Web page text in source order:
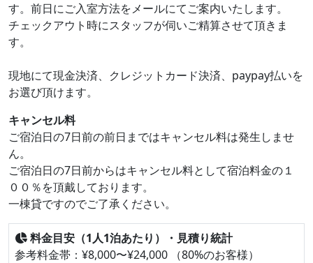
す。前日にご入室方法をメールにてご案内いたします。
チェックアウト時にスタッフが伺いご精算させて頂きま
す。
現地にて現金決済、クレジットカード決済、paypay払いを
お選び頂けます。
キャンセル料
ご宿泊日の7日前の前日まではキャンセル料は発生しませ
ん。
ご宿泊日の7日前からはキャンセル料として宿泊料金の１
００％を頂戴しております。
一棟貸ですのでご了承ください。
料金目安（1人1泊あたり）・見積り統計
参考料金帯：¥8,000〜¥24,000 （80%のお客様）